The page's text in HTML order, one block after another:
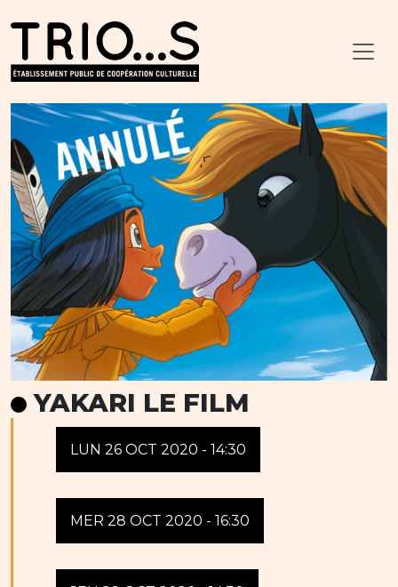
YAKARI LE FILM
LUN 26 OCT 2020 - 14:30
MER 28 OCT 2020 - 16:30